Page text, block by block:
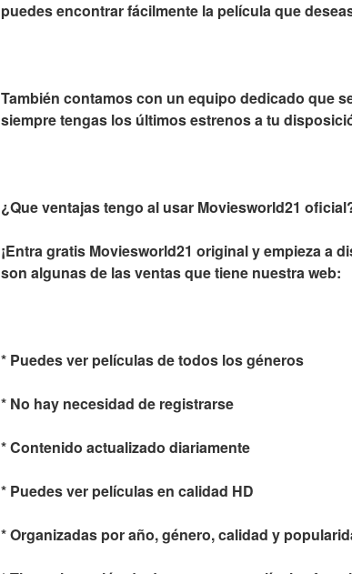
puedes encontrar fácilmente la película que
También contamos con un equipo dedicado que
siempre tengas los últimos estrenos a tu
¿Que ventajas tengo al usar Moviesworld21
¡Entra gratis Moviesworld21 original y empieza a
son algunas de las ventas que tiene nuestra web:
* Puedes ver películas de todos los géneros
* No hay necesidad de registrarse
* Contenido actualizado diariamente
* Puedes ver películas en calidad HD
* Organizadas por año, género, calidad y